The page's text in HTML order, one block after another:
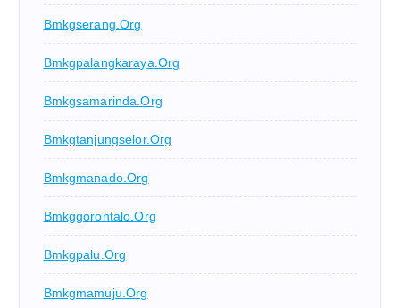
Bmkgserang.org
Bmkgpalangkaraya.org
Bmkgsamarinda.org
Bmkgtanjungselor.org
Bmkgmanado.org
Bmkggorontalo.org
Bmkgpalu.org
Bmkgmamuju.org